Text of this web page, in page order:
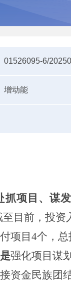
01526095-6/
增动能
抓项目、谋
目前，投资
项目4个，总
强化项目谋
资金民族团